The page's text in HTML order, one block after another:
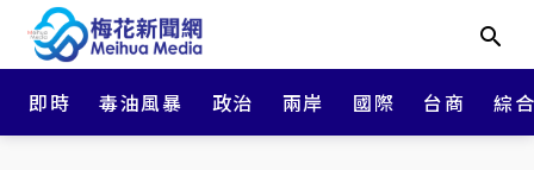
即時 毒油風暴 政治 兩岸 國際 台商 綜